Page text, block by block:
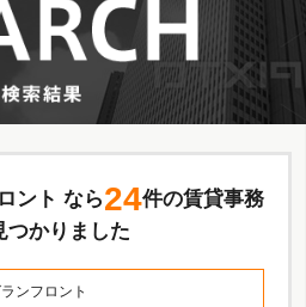
ント なら24件の賃貸事務
つかりました
ンフロント